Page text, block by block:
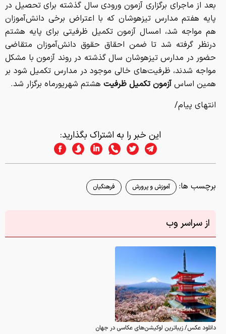
بعد از ماجرای برگزاری آزمون ورودی سال گذشته برای تحصیل در
پایه هفتم مدارس تیزهوشان که با اعتراض برخی دانش‌آموزان
هم مواجه شد، امسال آزمون تکمیل ظرفیتی برای پایه هشتم
درنظر گرفته شد تا ضمن احقاق حقوق دانش‌آموزان متقاضی
حضور در مدارس تیزهوشان سال گذشته در روند آزمون با مشکل
مواجه شدند، ظرفیت‌های خالی موجود در مدارس تکمیل شود بر
همین اساسآزمون تکمیل ظرفیت هشتم شهریورماه برگزار شد.
انتهای پیام/
این خبر را به اشتراک بگذارید:
برچسب ها: آموزش و پرورش فرهنگیان
از سراسر وب
دانلود عکس/ زیباترین لوکیشن‌های عکاسی در جهان